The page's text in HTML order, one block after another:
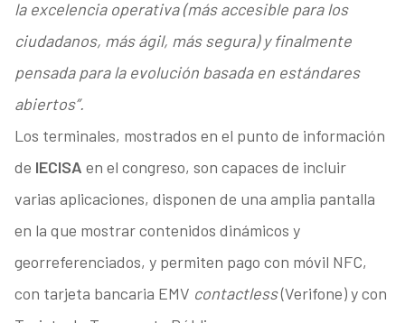
la excelencia operativa (más accesible para los
ciudadanos, más ágil, más segura) y finalmente
pensada para la evolución basada en estándares
abiertos”.
Los terminales, mostrados en el punto de información
de IECISA en el congreso, son capaces de incluir
varias aplicaciones, disponen de una amplia pantalla
en la que mostrar contenidos dinámicos y
georreferenciados, y permiten pago con móvil NFC,
con tarjeta bancaria EMV contactless(Verifone) y con